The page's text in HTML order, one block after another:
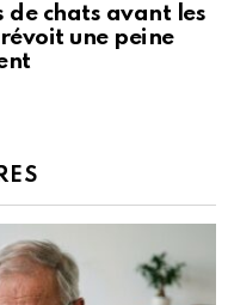
de chats avant les
une peine